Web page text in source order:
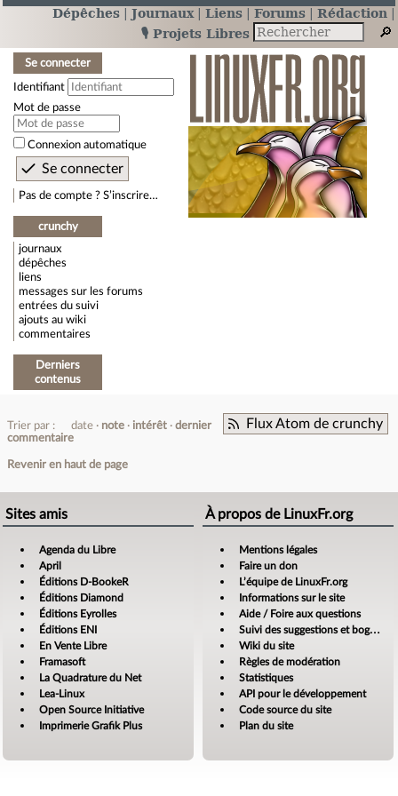
Dépêches Journaux Liens Forums
Rédaction
🎙️ Projets Libres
Se connecter
Identifiant
Mot de passe
Connexion automatique
Pas de compte ? S’inscrire…
crunchy
journaux
dépêches
liens
messages sur les forums
entrées du suivi
ajouts au wiki
commentaires
Derniers
contenus
Flux Atom de crunchy
Trier par : date note intérêt
dernier
commentaire
Revenir en haut de page
Sites amis
Agenda du Libre
April
Éditions D-BookeR
Éditions Diamond
Éditions Eyrolles
Éditions ENI
En Vente Libre
Framasoft
La Quadrature du Net
Lea-Linux
Open Source Initiative
Imprimerie Grafik Plus
À propos de LinuxFr.org
Mentions légales
Faire un don
L’équipe de LinuxFr.org
Informations sur le site
Aide / Foire aux questions
Suivi des suggestions et bogues
Wiki du site
Règles de modération
Statistiques
API pour le développement
Code source du site
Plan du site